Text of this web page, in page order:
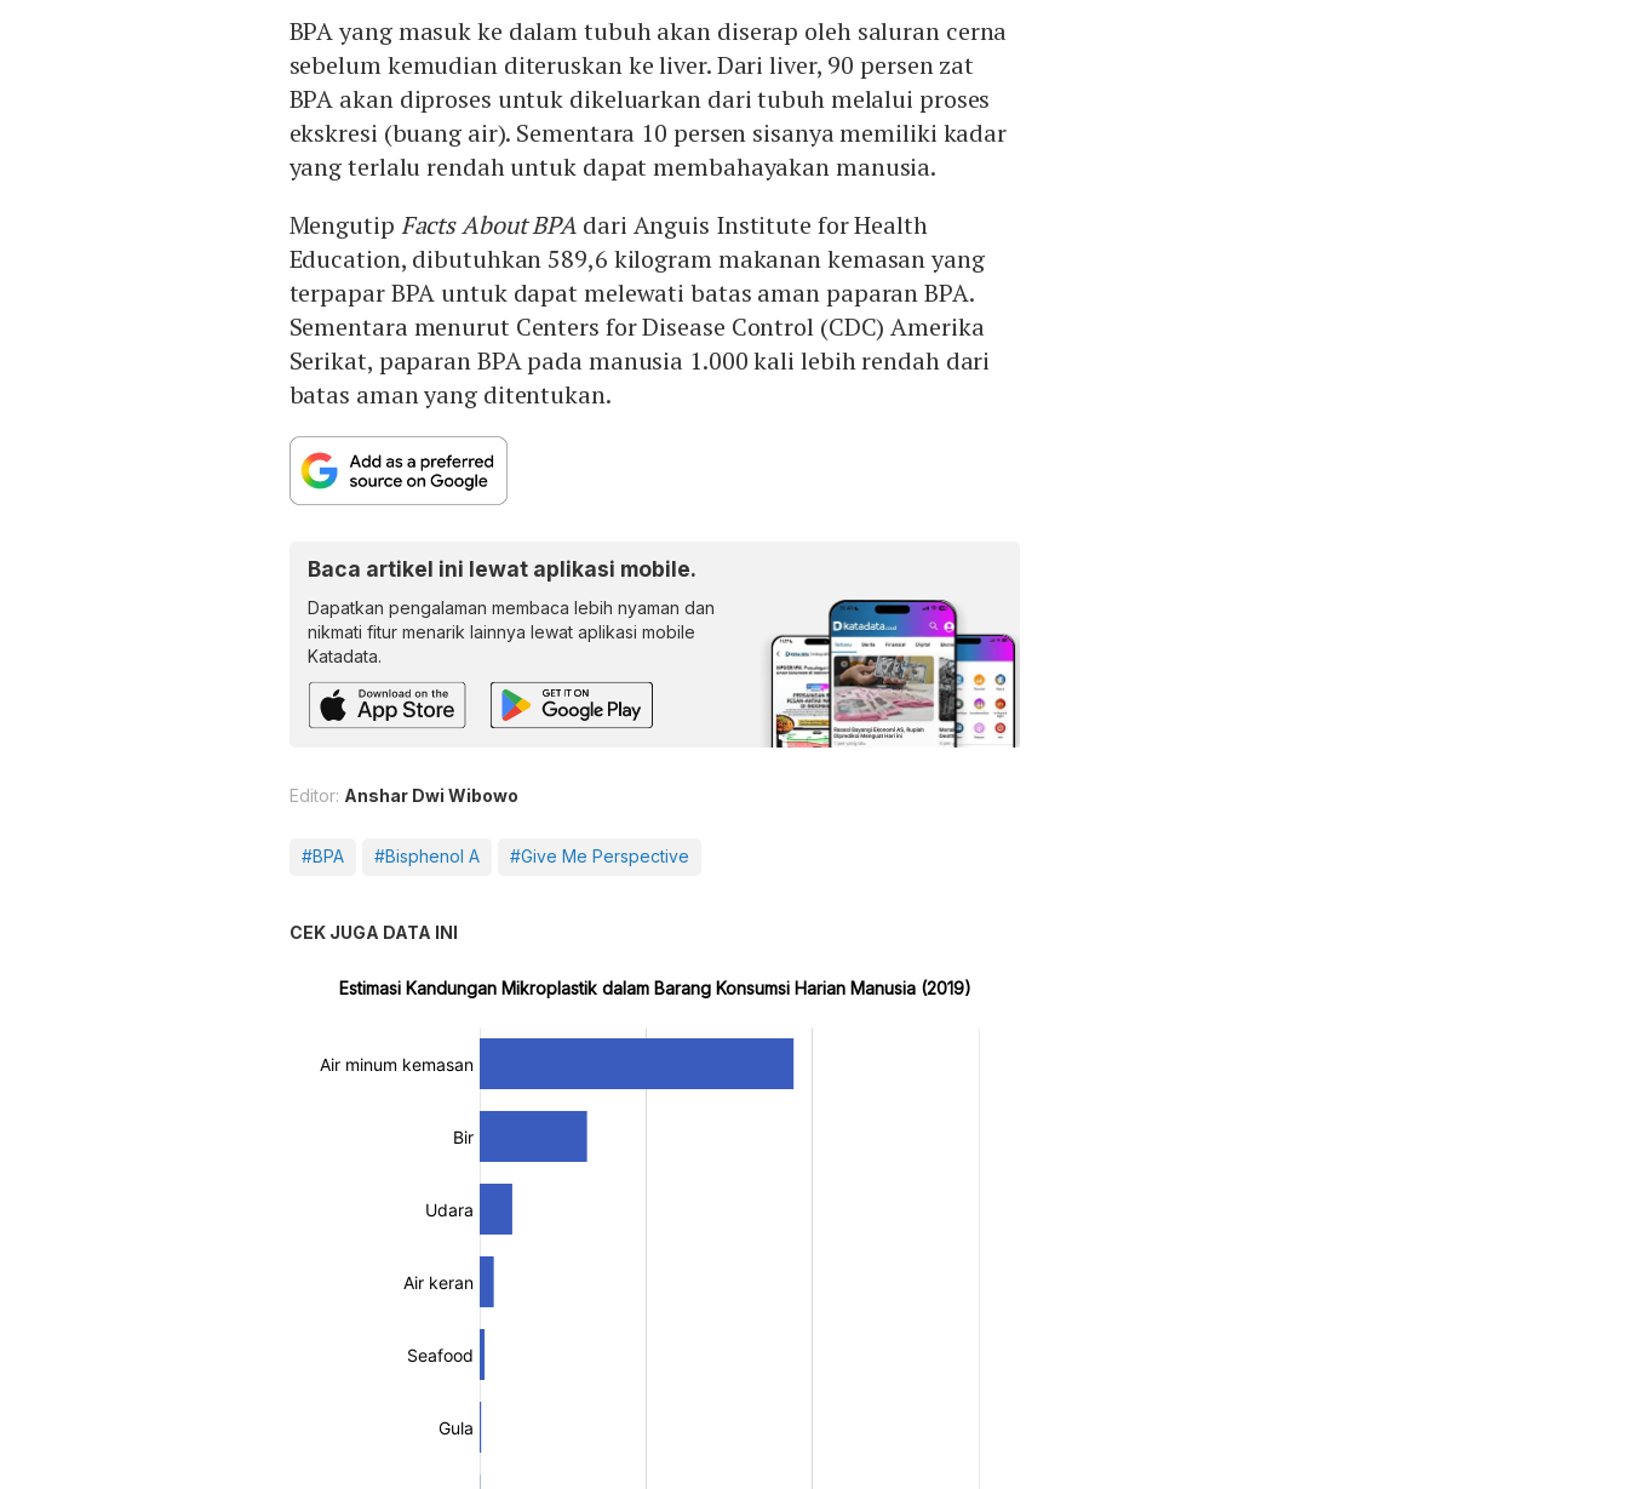
BPA yang masuk ke dalam tubuh akan diserap oleh saluran cerna
sebelum kemudian diteruskan ke liver. Dari liver, 90 persen zat
BPA akan diproses untuk dikeluarkan dari tubuh melalui proses
ekskresi (buang air). Sementara 10 persen sisanya memiliki kadar
yang terlalu rendah untuk dapat membahayakan manusia.
Mengutip Facts About BPA dari Anguis Institute for Health
Education, dibutuhkan 589,6 kilogram makanan kemasan yang
terpapar BPA untuk dapat melewati batas aman paparan BPA.
Sementara menurut Centers for Disease Control (CDC) Amerika
Serikat, paparan BPA pada manusia 1.000 kali lebih rendah dari
batas aman yang ditentukan.
Baca artikel ini lewat aplikasi mobile.
Dapatkan pengalaman membaca lebih nyaman dan
nikmati fitur menarik lainnya lewat aplikasi mobile
Katadata.
Editor: Anshar Dwi Wibowo
#BPA #Bisphenol A #Give Me Perspective
CEK JUGA DATA INI